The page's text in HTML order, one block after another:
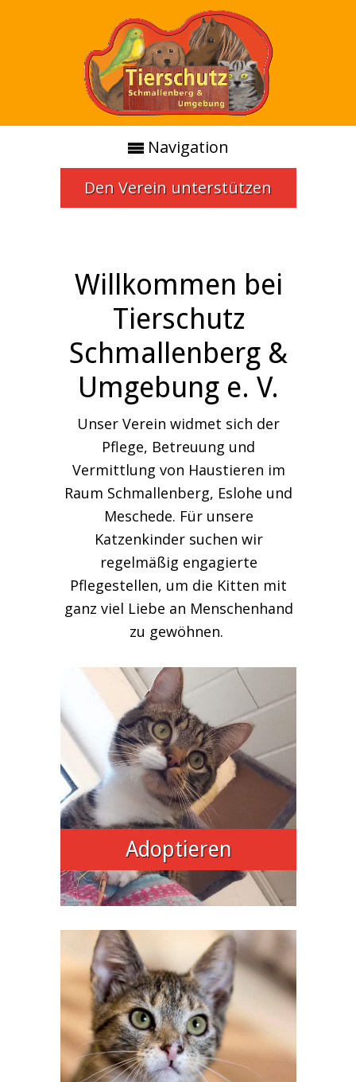
Navigation
Den Verein unterstützen
Willkommen bei
Tierschutz
Schmallenberg &
Umgebung e. V.
Unser Verein widmet sich der
Pflege, Betreuung und
Vermittlung von Haustieren im
Raum Schmallenberg, Eslohe und
Meschede. Für unsere
Katzenkinder suchen wir
regelmäßig engagierte
Pflegestellen, um die Kitten mit
ganz viel Liebe an Menschenhand
zu gewöhnen.
Adoptieren